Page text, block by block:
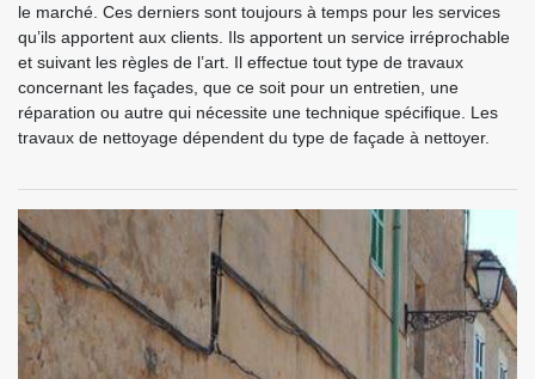
le marché. Ces derniers sont toujours à temps pour les services
qu’ils apportent aux clients. Ils apportent un service irréprochable
et suivant les règles de l’art. Il effectue tout type de travaux
concernant les façades, que ce soit pour un entretien, une
réparation ou autre qui nécessite une technique spécifique. Les
travaux de nettoyage dépendent du type de façade à nettoyer.